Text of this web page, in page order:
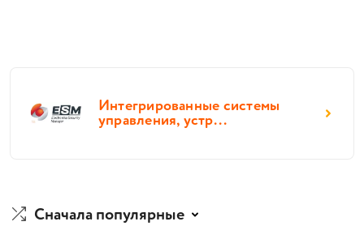
Интегрированные системы
управления, устр...
Сначала популярные